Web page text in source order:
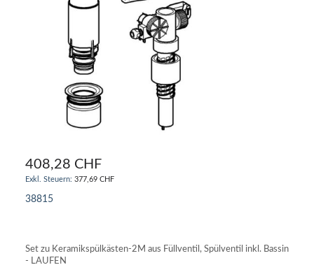
408,28 CHF
377,69 CHF
38815
Set zu Keramikspülkästen-2M aus Füllventil, Spülventil inkl. Bassin
- LAUFEN